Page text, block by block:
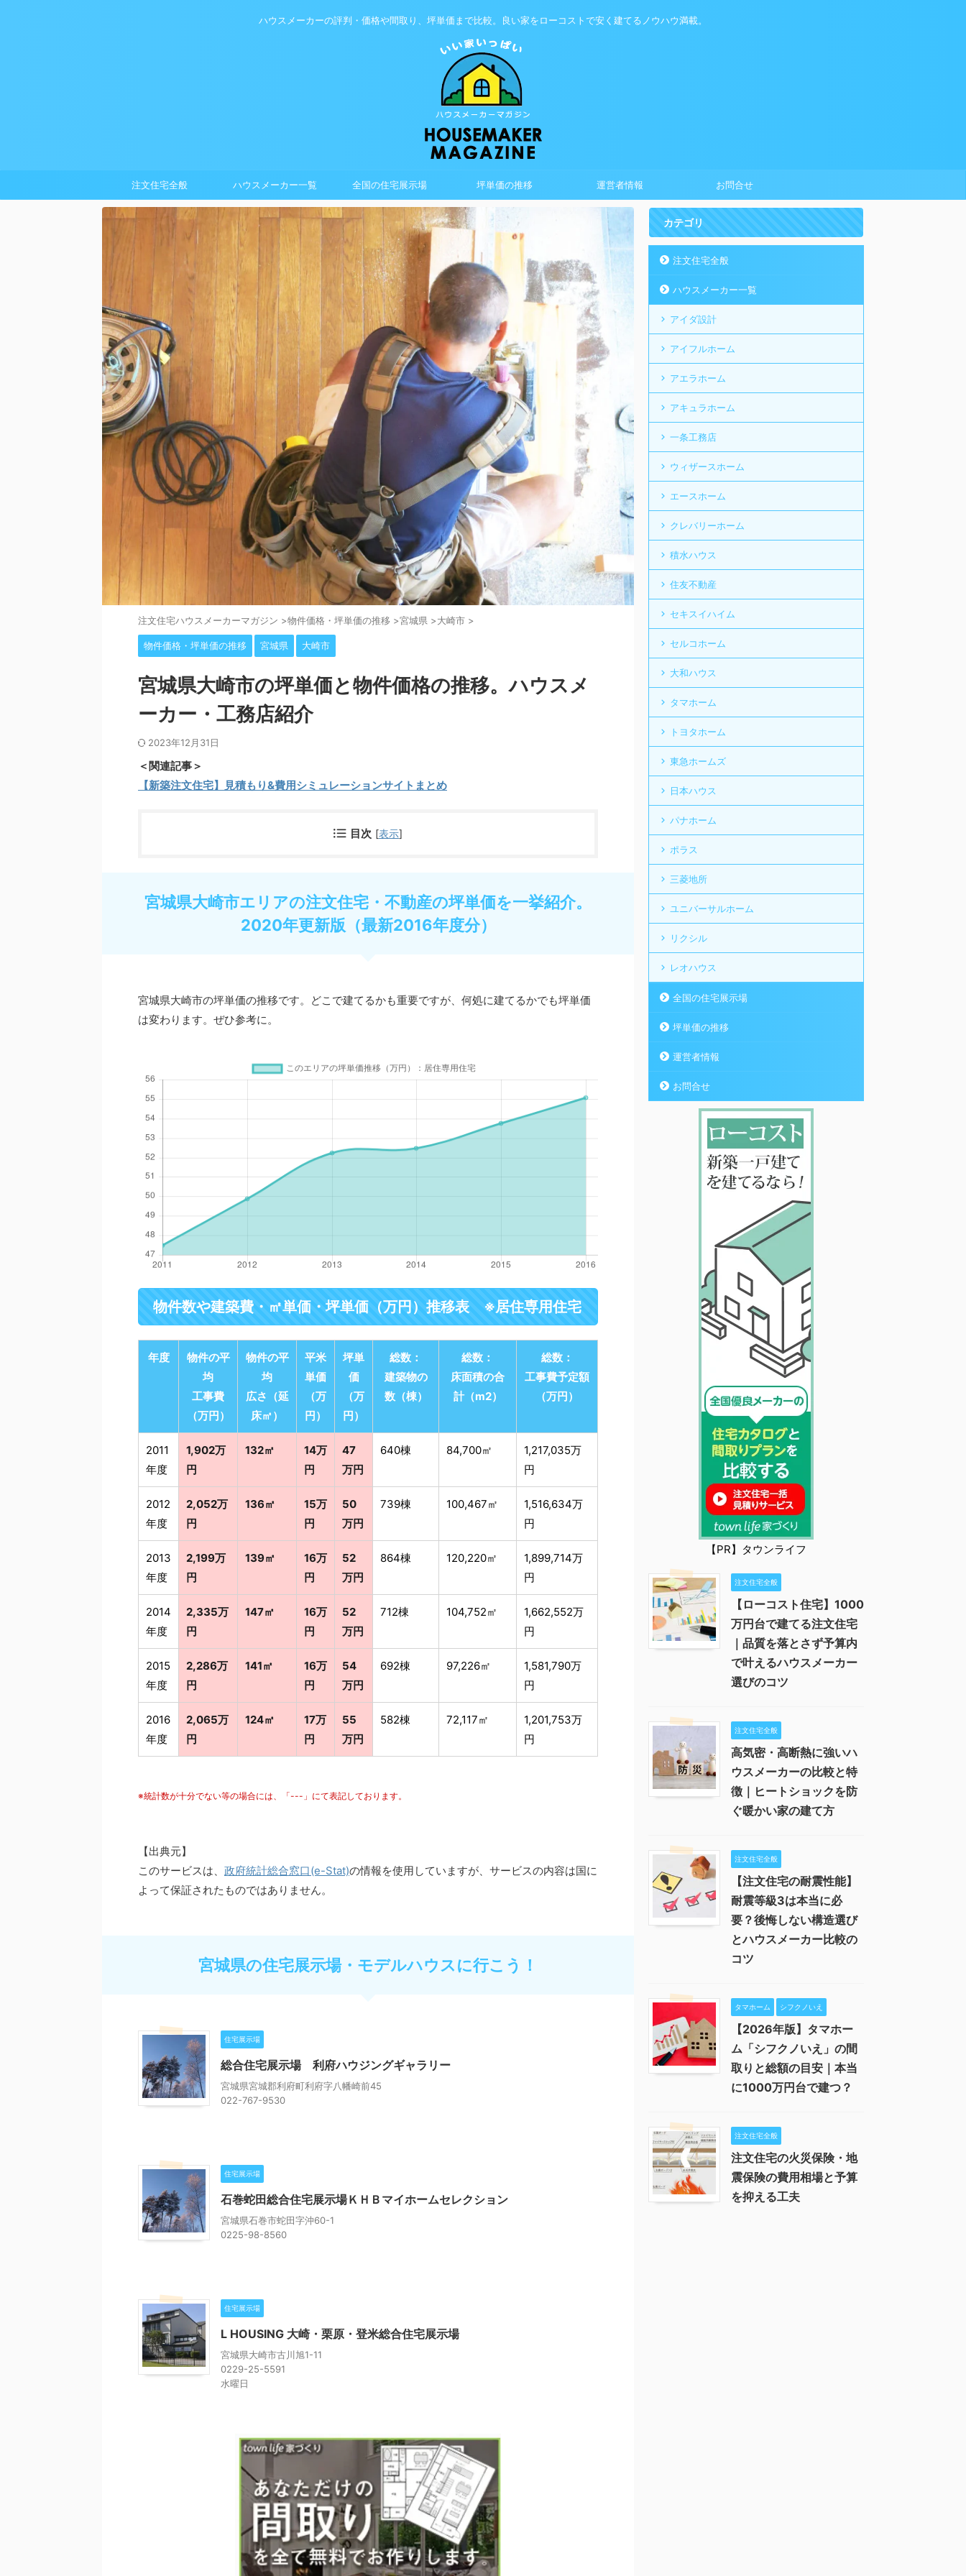
ハウスメーカーの評判・価格や間取り、坪単価まで比較。良い家をローコストで安く建てるノウハウ満載。
注文住宅全般 ハウスメーカー一覧 全国の住宅展示場 坪単価の推移 運営者情報 お問合せ
注⽂住宅ハウスメーカーマガジン >物件価格・坪単価の推移 >宮城県 >大崎市 >
物件価格・坪単価の推移 宮城県 大崎市
宮城県大崎市の坪単価と物件価格の推移。ハウスメ
ーカー・工務店紹介
2023年12月31日
＜関連記事＞
【新築注文住宅】見積もり&費用シミュレーションサイトまとめ
目次 [表示]
宮城県大崎市エリアの注文住宅・不動産の坪単価を一挙紹介。
2020年更新版（最新2016年度分）
宮城県大崎市の坪単価の推移です。どこで建てるかも重要ですが、何処に建てるかでも坪単価
は変わります。ぜひ参考に。
物件数や建築費・㎡単価・坪単価（万円）推移表 ※居住専用住宅
年度
物件の平
均
工事費
（万円）
物件の平
均
広さ（延
床㎡）
平米
単価
（万
円）
坪単
価
（万
円）
総数：
建築物の
数（棟）
総数：
床面積の合
計（m2）
総数：
工事費予定額
（万円）
2011
年度
1,902万
円
132㎡
14万
円
47
万円
640棟 84,700㎡
1,217,035万
円
2012
年度
2,052万
円
136㎡
15万
円
50
万円
739棟 100,467㎡
1,516,634万
円
2013
年度
2,199万
円
139㎡
16万
円
52
万円
864棟 120,220㎡
1,899,714万
円
2014
年度
2,335万
円
147㎡
16万
円
52
万円
712棟 104,752㎡
1,662,552万
円
2015
年度
2,286万
円
141㎡
16万
円
54
万円
692棟 97,226㎡
1,581,790万
円
2016
年度
2,065万
円
124㎡
17万
円
55
万円
582棟 72,117㎡
1,201,753万
円
※統計数が十分でない等の場合には、「---」にて表記しております。
【出典元】
このサービスは、 政府統計総合窓口(e-Stat)の情報を使用していますが、サービスの内容は国に
よって保証されたものではありません。
宮城県の住宅展示場・モデルハウスに行こう！
住宅展示場
総合住宅展示場 利府ハウジングギャラリー
宮城県宮城郡利府町利府字八幡崎前45
022-767-9530
住宅展示場
石巻蛇田総合住宅展示場ＫＨＢマイホームセレクション
宮城県石巻市蛇田字沖60-1
0225-98-8560
住宅展示場
L HOUSING 大崎・栗原・登米総合住宅展示場
宮城県大崎市古川旭1-11
0229-25-5591
水曜日
カテゴリ
注文住宅全般
ハウスメーカー一覧
アイダ設計
アイフルホーム
アエラホーム
アキュラホーム
一条工務店
ウィザースホーム
エースホーム
クレバリーホーム
積水ハウス
住友不動産
セキスイハイム
セルコホーム
大和ハウス
タマホーム
トヨタホーム
東急ホームズ
日本ハウス
パナホーム
ポラス
三菱地所
ユニバーサルホーム
リクシル
レオハウス
全国の住宅展示場
坪単価の推移
運営者情報
お問合せ
【PR】タウンライフ
注文住宅全般
【ローコスト住宅】1000
万円台で建てる注文住宅
｜品質を落とさず予算内
で叶えるハウスメーカー
選びのコツ
注文住宅全般
高気密・高断熱に強いハ
ウスメーカーの比較と特
徴｜ヒートショックを防
ぐ暖かい家の建て方
注文住宅全般
【注文住宅の耐震性能】
耐震等級3は本当に必
要？後悔しない構造選び
とハウスメーカー比較の
コツ
タマホーム シフクノいえ
【2026年版】タマホー
ム「シフクノいえ」の間
取りと総額の目安｜本当
に1000万円台で建つ？
注文住宅全般
注文住宅の火災保険・地
震保険の費用相場と予算
を抑える工夫